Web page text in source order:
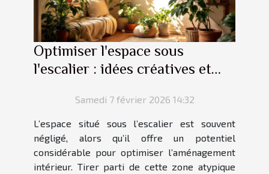
Optimiser l'espace sous
l'escalier : idées créatives et
Samedi 7 février 2026 14:32
L’espace situé sous l’escalier est souvent
négligé, alors qu’il offre un potentiel
considérable pour optimiser l’aménagement
intérieur. Tirer parti de cette zone atypique